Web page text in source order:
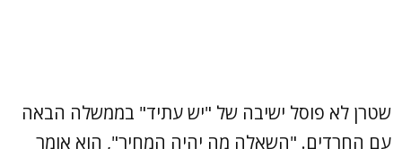
שטרן לא פוסל ישיבה של "יש עתיד" בממשלה הבאה
עם החרדים. "השאלה מה יהיה המחיר", הוא אומר